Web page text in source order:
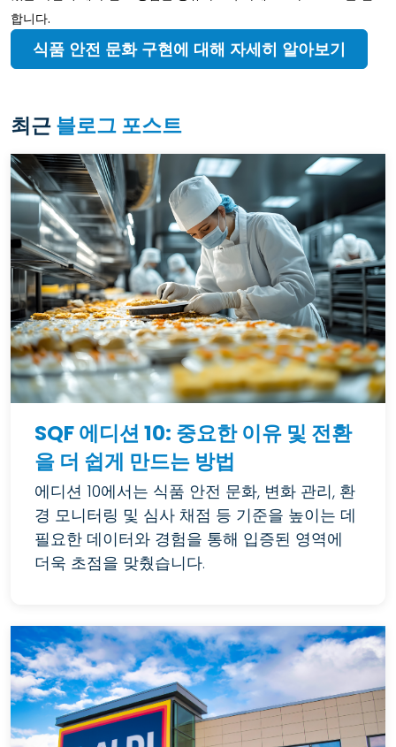
합니다.
식품 안전 문화 구현에 대해 자세히 알아보기
최근블로그 포스트
SQF 에디션 10: 중요한 이유 및 전환
을 더 쉽게 만드는 방법
에디션 10에서는 식품 안전 문화, 변화 관리, 환
경 모니터링 및 심사 채점 등 기준을 높이는 데
필요한 데이터와 경험을 통해 입증된 영역에
더욱 초점을 맞췄습니다.